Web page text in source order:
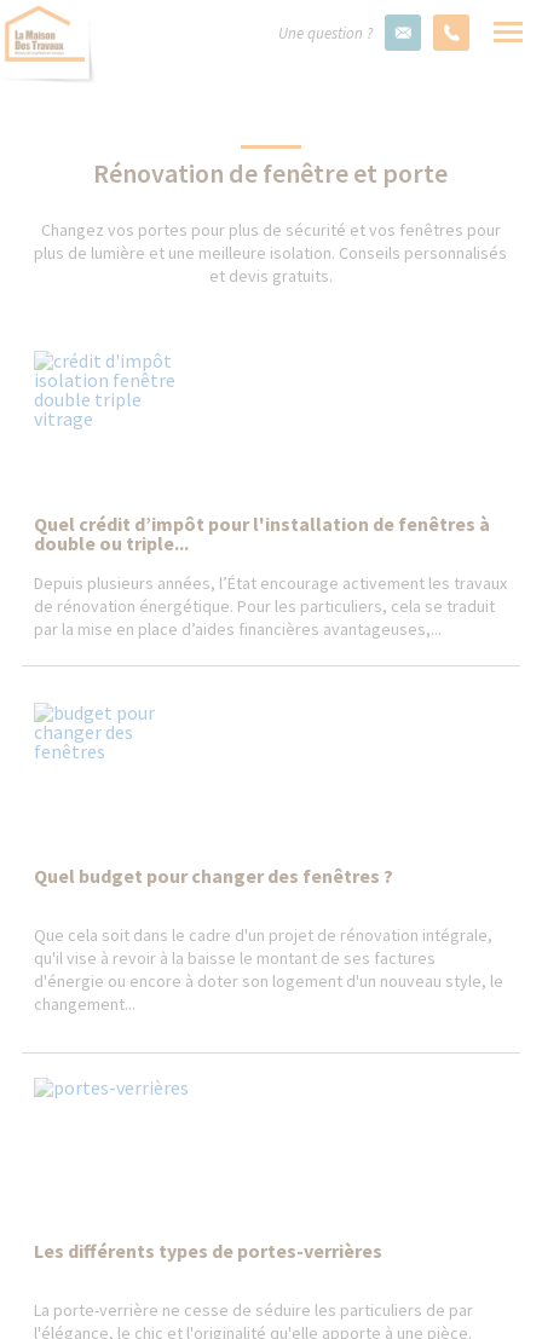
Une question ?
Rénovation de fenêtre et porte
Changez vos portes pour plus de sécurité et vos fenêtres pour
plus de lumière et une meilleure isolation. Conseils personnalisés
et devis gratuits.
Quel crédit d’impôt pour l'installation de fenêtres à
double ou triple...
Depuis plusieurs années, l’État encourage activement les travaux
de rénovation énergétique. Pour les particuliers, cela se traduit
par la mise en place d’aides financières avantageuses,...
Quel budget pour changer des fenêtres ?
Que cela soit dans le cadre d'un projet de rénovation intégrale,
qu'il vise à revoir à la baisse le montant de ses factures
d'énergie ou encore à doter son logement d'un nouveau style, le
changement...
Les différents types de portes-verrières
La porte-verrière ne cesse de séduire les particuliers de par
l'élégance, le chic et l'originalité qu'elle apporte à une pièce.